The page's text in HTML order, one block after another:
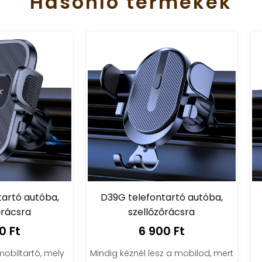
telefontartó autóba,
szellőzőrácsra
kéznél lesz a mobilod, mert
D35S telefon tartó
szellőzőrácsra
Vedd kezedbe az